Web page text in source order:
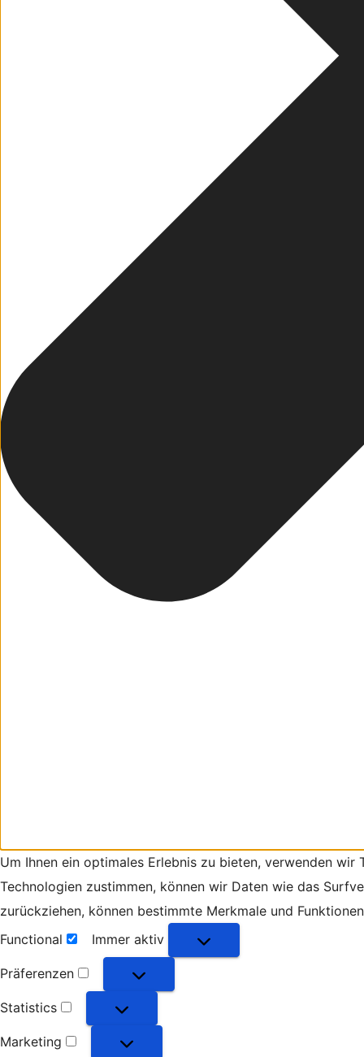
Um Ihnen ein optimales Erlebnis zu bieten, verwenden
Technologien zustimmen, können wir Daten wie das
zurückziehen, können bestimmte Merkmale und
Functional
Functional
Immer aktiv
Präferenzen
Präferenzen
Statistics
Statistics
Marketing
Marketing